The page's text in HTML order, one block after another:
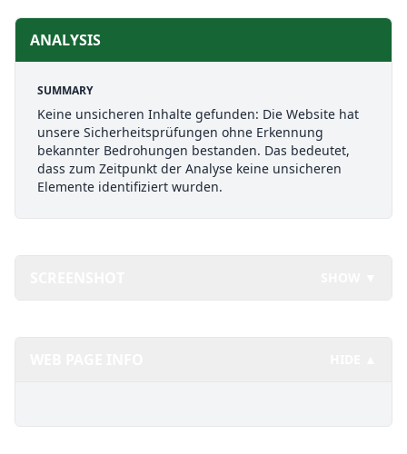
ANALYSIS
SUMMARY
Keine unsicheren Inhalte gefunden: Die Website hat
unsere Sicherheitsprüfungen ohne Erkennung
bekannter Bedrohungen bestanden. Das bedeutet,
dass zum Zeitpunkt der Analyse keine unsicheren
Elemente identifiziert wurden.